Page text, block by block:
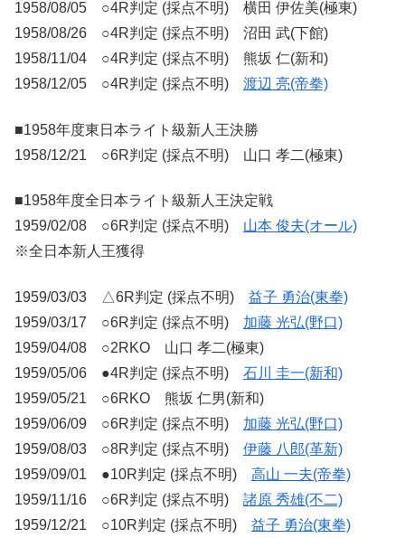
1958/08/05 ○4R判定 (採点不明) 横田 伊佐美(極東)
1958/08/26 ○4R判定 (採点不明) 沼田 武(下館)
1958/11/04 ○4R判定 (採点不明) 熊坂 仁(新和)
1958/12/05 ○4R判定 (採点不明) 渡辺 亮(帝拳)
■1958年度東日本ライト級新人王決勝
1958/12/21 ○6R判定 (採点不明) 山口 孝二(極東)
■1958年度全日本ライト級新人王決定戦
1959/02/08 ○6R判定 (採点不明) 山本 俊夫(オール)
※全日本新人王獲得
1959/03/03 △6R判定 (採点不明) 益子 勇治(東拳)
1959/03/17 ○6R判定 (採点不明) 加藤 光弘(野口)
1959/04/08 ○2RKO 山口 孝二(極東)
1959/05/06 ●4R判定 (採点不明) 石川 圭一(新和)
1959/05/21 ○6RKO 熊坂 仁男(新和)
1959/06/09 ○6R判定 (採点不明) 加藤 光弘(野口)
1959/08/03 ○8R判定 (採点不明) 伊藤 八郎(革新)
1959/09/01 ●10R判定 (採点不明) 高山 一夫(帝拳)
1959/11/16 ○6R判定 (採点不明) 諸原 秀雄(不二)
1959/12/21 ○10R判定 (採点不明) 益子 勇治(東拳)